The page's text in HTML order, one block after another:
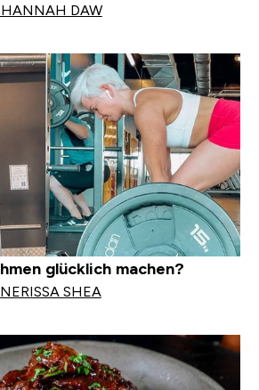
DAW
glücklich machen?
SHEA